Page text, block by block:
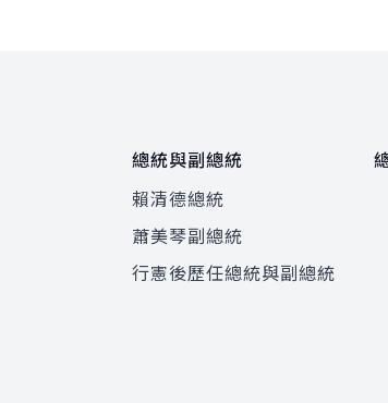
總統與副總統
賴清德總統
蕭美琴副總統
行憲後歷任總統與副總統